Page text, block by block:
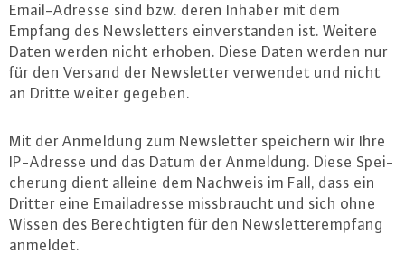
Email-Adres­se sind bzw. deren Inhaber mit dem
Empfang des News­let­ters ein­ver­stan­den ist. Weitere
Daten werden nicht erhoben. Diese Daten werden nur
für den Versand der News­let­ter verwendet und nicht
an Dritte weiter gegeben.
Mit der Anmeldung zum News­let­ter speichern wir Ihre
IP-Adres­se und das Datum der Anmeldung. Diese Spei­
che­rung dient alleine dem Nachweis im Fall, dass ein
Dritter eine Email­adres­se miss­braucht und sich ohne
Wissen des Be­rech­tig­ten für den News­let­ter­emp­fang
anmeldet.